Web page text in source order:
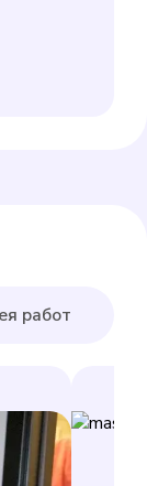
работ